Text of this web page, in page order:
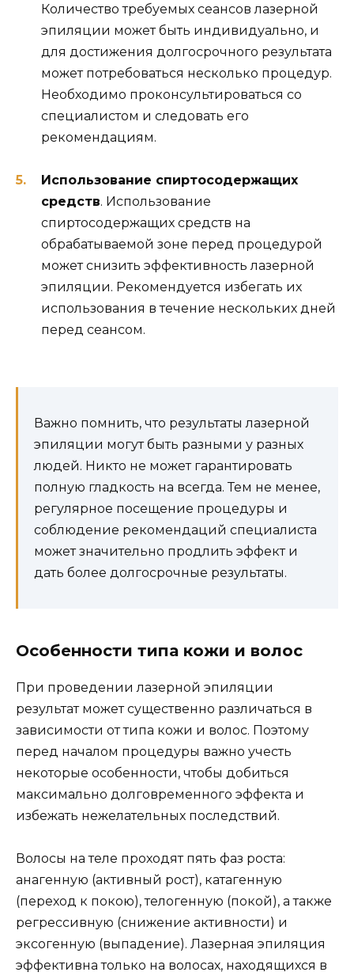
Количество требуемых сеансов лазерной
эпиляции может быть индивидуально, и
для достижения долгосрочного результата
может потребоваться несколько процедур.
Необходимо проконсультироваться со
специалистом и следовать его
рекомендациям.
Использование спиртосодержащих
средств. Использование
спиртосодержащих средств на
обрабатываемой зоне перед процедурой
может снизить эффективность лазерной
эпиляции. Рекомендуется избегать их
использования в течение нескольких дней
перед сеансом.
Важно помнить, что результаты лазерной
эпиляции могут быть разными у разных
людей. Никто не может гарантировать
полную гладкость на всегда. Тем не менее,
регулярное посещение процедуры и
соблюдение рекомендаций специалиста
может значительно продлить эффект и
дать более долгосрочные результаты.
Особенности типа кожи и волос
При проведении лазерной эпиляции
результат может существенно различаться в
зависимости от типа кожи и волос. Поэтому
перед началом процедуры важно учесть
некоторые особенности, чтобы добиться
максимально долговременного эффекта и
избежать нежелательных последствий.
Волосы на теле проходят пять фаз роста:
анагенную (активный рост), катагенную
(переход к покою), телогенную (покой), а также
регрессивную (снижение активности) и
эксогенную (выпадение). Лазерная эпиляция
эффективна только на волосах, находящихся в